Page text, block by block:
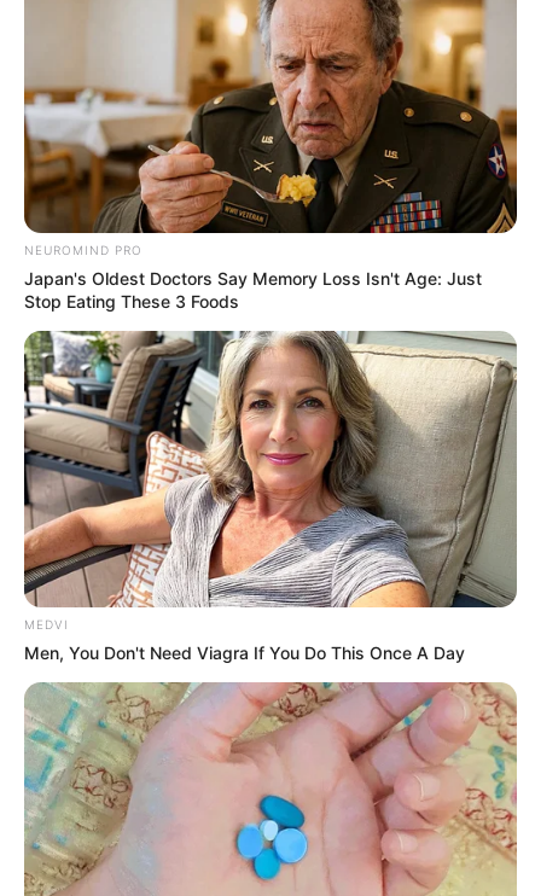
NEUROMIND PRO
Japan's Oldest Doctors Say Memory Loss Isn't Age: Just
Stop Eating These 3 Foods
MEDVI
Men, You Don't Need Viagra If You Do This Once A Day